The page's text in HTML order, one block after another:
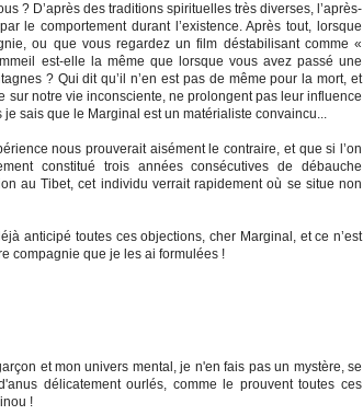
? D’après des traditions spirituelles très diverses, l’après-
le comportement durant l’existence. Après tout, lorsque
ou que vous regardez un film déstabilisant comme «
est-elle la même que lorsque vous avez passé une
? Qui dit qu’il n’en est pas de même pour la mort, et
sur notre vie inconsciente, ne prolongent pas leur influence
sais que le Marginal est un matérialiste convaincu...
nous prouverait aisément le contraire, et que si l’on
constitué trois années consécutives de débauche
au Tibet, cet individu verrait rapidement où se situe non
anticipé toutes ces objections, cher Marginal, et ce n’est
compagnie que je les ai formulées !
et mon univers mental, je n'en fais pas un mystère, se
délicatement ourlés, comme le prouvent toutes ces
!